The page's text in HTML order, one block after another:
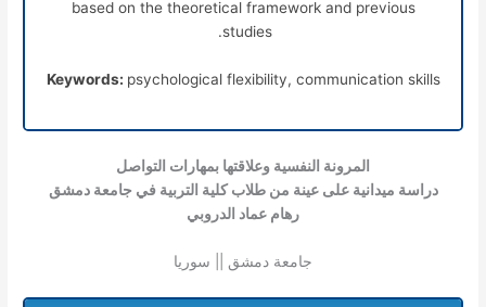
based on the theoretical framework and previous
studies.
Keywords: psychological flexibility, communication skills
المرونة النفسية وعلاقتها بمهارات التواصل
دراسة ميدانية على عينة من طلاب كلية التربية في جامعة دمشق
رهام عماد الدروبي
جامعة دمشق || سوريا